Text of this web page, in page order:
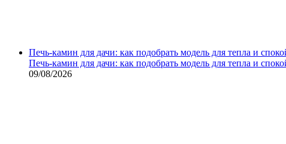
Печь-камин для дачи: как подобрать модель для тепла и
Печь-камин для дачи: как подобрать модель для тепла и
09/08/2026